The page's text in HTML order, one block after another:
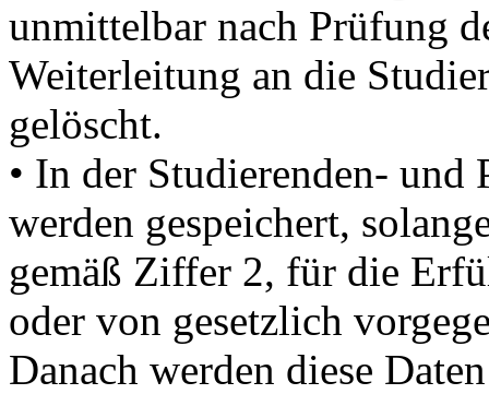
unmittelbar nach Prüfung
Weiterleitung an die
gelöscht.
• In der Studierenden-
werden gespeichert,
gemäß Ziffer 2, für die
oder von gesetzlich
Danach werden diese